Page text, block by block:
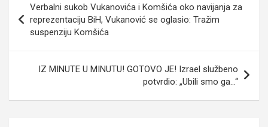
članaka
Verbalni sukob Vukanovića i Komšića oko navijanja za
reprezentaciju BiH, Vukanović se oglasio: Tražim
suspenziju Komšića
IZ MINUTE U MINUTU! GOTOVO JE! Izrael službeno
potvrdio: „Ubili smo ga…“